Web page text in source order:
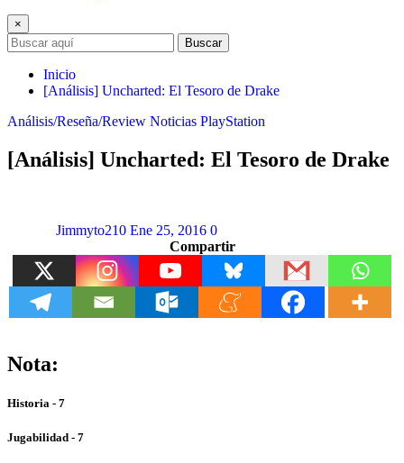
×
Buscar
Inicio
[Análisis] Uncharted: El Tesoro de Drake
Análisis/Reseña/Review Noticias PlayStation
[Análisis] Uncharted: El Tesoro de Drake
Jimmyto210 Ene 25, 2016 0
Compartir
Nota:
Historia - 7
Jugabilidad - 7